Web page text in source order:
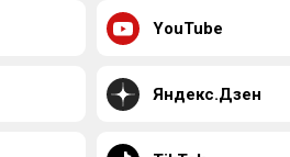
YouTube
Яндекс.Дзен